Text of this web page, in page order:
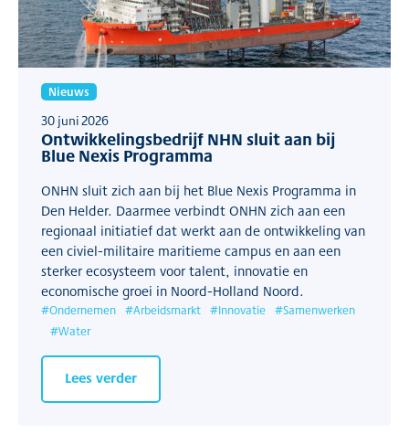
Nieuws
30 juni 2026
Ontwikkelingsbedrijf NHN sluit aan bij
Blue Nexis Programma
ONHN sluit zich aan bij het Blue Nexis Programma in
Den Helder. Daarmee verbindt ONHN zich aan een
regionaal initiatief dat werkt aan de ontwikkeling van
een civiel-militaire maritieme campus en aan een
sterker ecosysteem voor talent, innovatie en
economische groei in Noord-Holland Noord.
#Ondernemen #Arbeidsmarkt #Innovatie #Samenwerken
#Water
Lees verder